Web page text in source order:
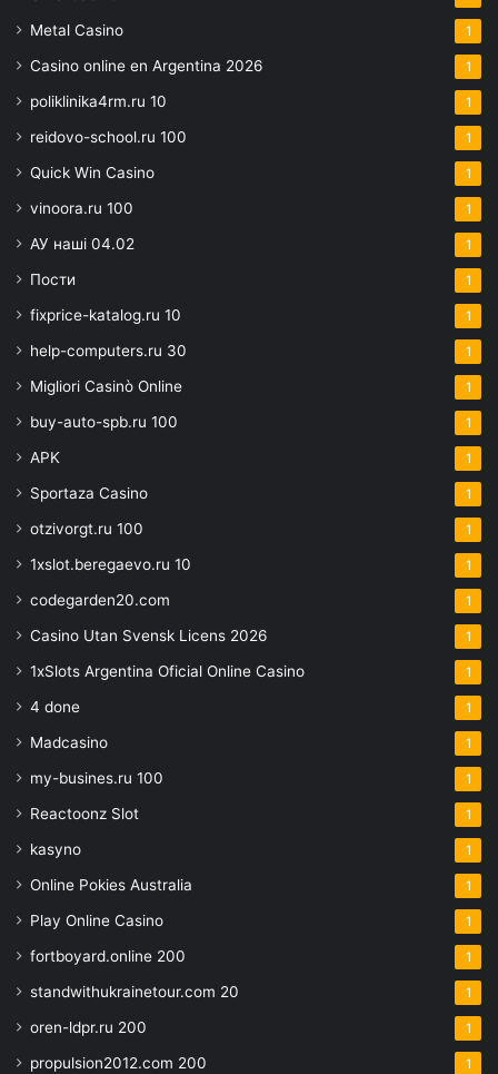
Metal Casino 1
Casino online en Argentina 2026 1
poliklinika4rm.ru 10 1
reidovo-school.ru 100 1
Quick Win Casino 1
vinoora.ru 100 1
АУ наші 04.02 1
Пости 1
fixprice-katalog.ru 10 1
help-computers.ru 30 1
Migliori Casinò Online 1
buy-auto-spb.ru 100 1
APK 1
Sportaza Casino 1
otzivorgt.ru 100 1
1xslot.beregaevo.ru 10 1
codegarden20.com 1
Casino Utan Svensk Licens 2026 1
1xSlots Argentina Oficial Online Casino 1
4 done 1
Madcasino 1
my-busines.ru 100 1
Reactoonz Slot 1
kasyno 1
Online Pokies Australia 1
Play Online Casino 1
fortboyard.online 200 1
standwithukrainetour.com 20 1
oren-ldpr.ru 200 1
propulsion2012.com 200 1